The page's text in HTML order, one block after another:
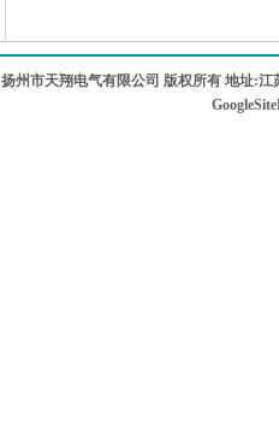
扬州市天翔电气有限公司 版权所有 地址: